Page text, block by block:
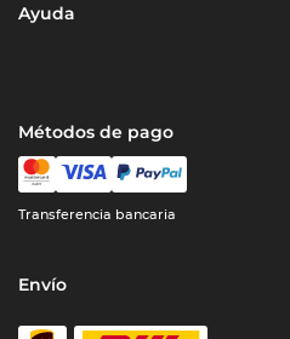
Ayuda
Métodos de pago
Transferencia bancaria
Envío